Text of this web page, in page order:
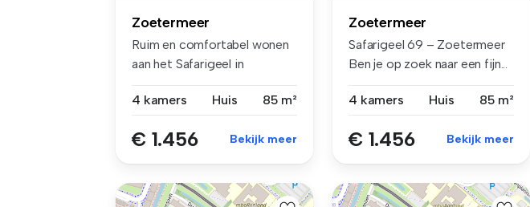
Zoetermeer
Ruim en comfortabel wonen
aan het Safarigeel in
4 kamers
Huis 85 m²
€ 1.456 Bekijk meer
Zoetermeer
Safarigeel 69 – Zoetermeer
Ben je op zoek naar een fijn...
4 kamers Huis 85 m²
€ 1.456 Bekijk meer